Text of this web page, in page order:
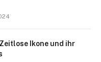
Ikone und ihr